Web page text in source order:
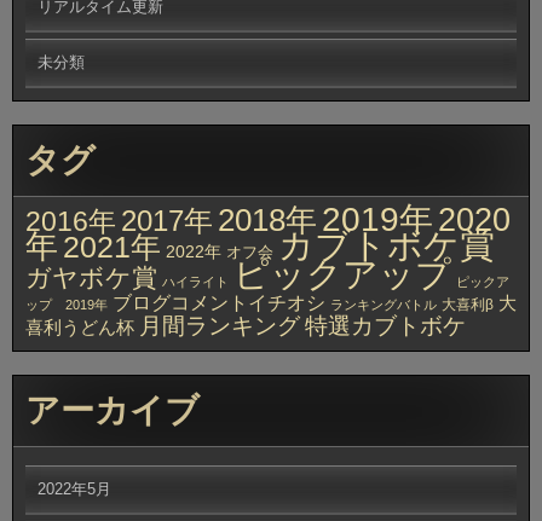
リアルタイム更新
未分類
タグ
2016年 2017年 2018年 2019年2020
年 2021年 2022年 オフ会 カブトボケ賞
ガヤボケ賞 ハイライト ピックアップ ピックア
ップ 2019年 ブログコメントイチオシ ランキングバトル 大喜利β 大
喜利うどん杯 月間ランキング特選カブトボケ
アーカイブ
2022年5月